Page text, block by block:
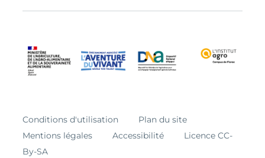
Conditions d'utilisation
Plan du site
Mentions légales
Accessibilité
Licence CC-
By-SA